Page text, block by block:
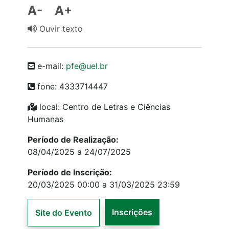
A- A+
Ouvir texto
e-mail: pfe@uel.br
fone: 4333714447
local: Centro de Letras e Ciências
Humanas
Período de Realização:
08/04/2025 a 24/07/2025
Período de Inscrição:
20/03/2025 00:00 a 31/03/2025 23:59
Site do Evento Inscrições